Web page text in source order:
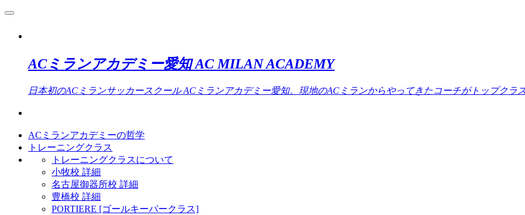
ACミランアカデミー愛知 AC MILAN ACADEMY
日本初のACミランサッカースクール ACミランアカデミー愛知。現地のACミランからやってきたコーチがトップクラ
ACミランアカデミーの哲学
トレーニングクラス
トレーニングクラスについて
小牧校 詳細
名古屋御器所校 詳細
豊橋校 詳細
PORTIERE [ゴールキーパークラス]